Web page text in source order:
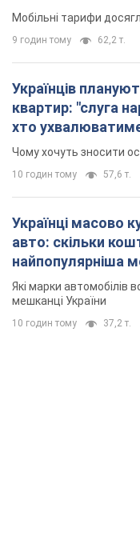
Мобільні тарифи
9 годин тому 62,2 т.
Українців
квартир: "слуга
хто
знесення будинків
Чому хочуть зносити
10 годин тому 57,6 т.
Українці масово
авто: скільки
найпопулярніша
Які марки автомобілів
мешканці України
10 годин тому 37,2 т.